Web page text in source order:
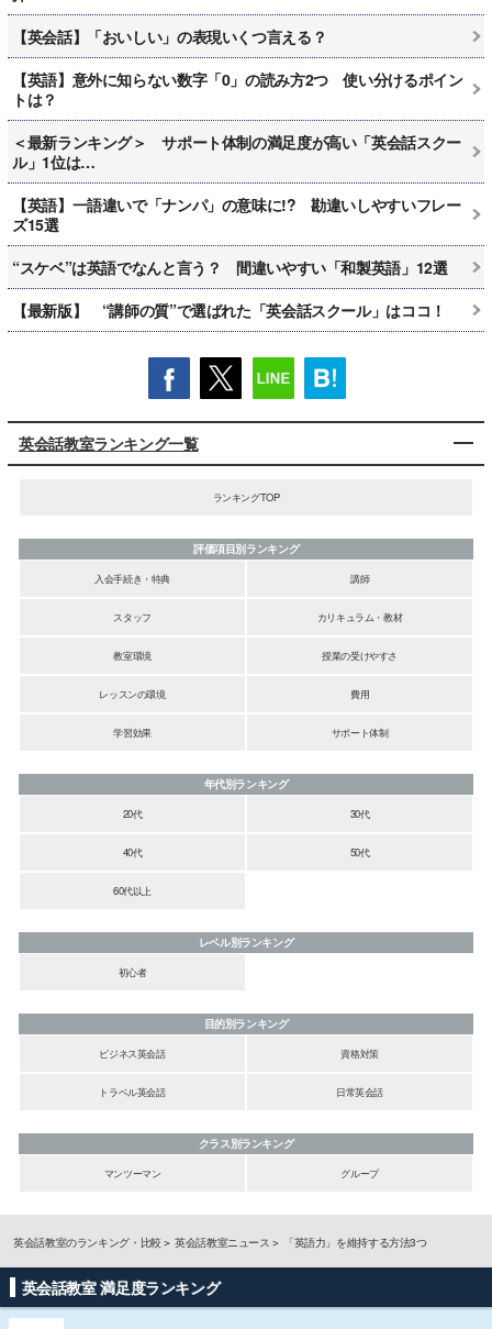
【英会話】「おいしい」の表現いくつ言える？
【英語】意外に知らない数字「0」の読み方2つ 使い分けるポイン
トは？
＜最新ランキング＞ サポート体制の満足度が高い「英会話スクー
ル」1位は…
【英語】一語違いで「ナンパ」の意味に!? 勘違いしやすいフレー
ズ15選
“スケベ”は英語でなんと言う？ 間違いやすい「和製英語」12選
【最新版】 “講師の質”で選ばれた「英会話スクール」はココ！
英会話教室ランキング一覧
ランキングTOP
評価項目別ランキング
入会手続き・特典
講師
スタッフ カリキュラム・教材
教室環境 授業の受けやすさ
レッスンの環境 費用
学習効果 サポート体制
年代別ランキング
20代
30代
40代 50代
60代以上
レベル別ランキング
初心者
目的別ランキング
ビジネス英会話
資格対策
トラベル英会話 日常英会話
クラス別ランキング
マンツーマン
グループ
英会話教室のランキング・比較 英会話教室ニュース 「英語力」を維持する方法3つ
英会話教室 満足度ランキング